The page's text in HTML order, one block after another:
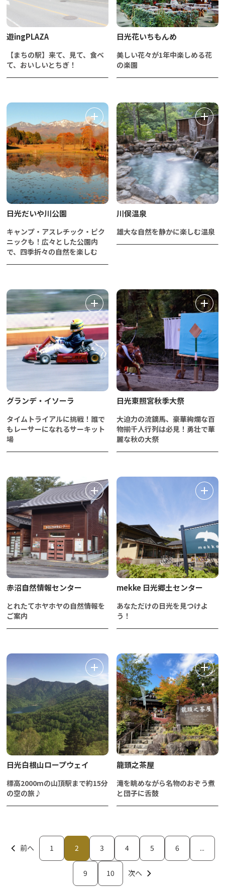
遊ingPLAZA
【まちの駅】来て、見て、食べ
て、おいしいとちぎ！
日光花いちもんめ
美しい花々が1年中楽しめる花
の楽園
日光だいや川公園
キャンプ・アスレチック・ピク
ニックも！広々とした公園内
で、四季折々の自然を楽しむ
川俣温泉
雄大な自然を静かに楽しむ温泉
グランデ・イソーラ
タイムトライアルに挑戦！誰で
もレーサーになれるサーキット
場
日光東照宮秋季大祭
大迫力の流鏑馬、豪華絢爛な百
物揃千人行列は必見！勇壮で華
麗な秋の大祭
赤沼自然情報センター
とれたてホヤホヤの自然情報を
ご案内
mekke 日光郷土センター
あなただけの日光を見つけよ
う！
日光白根山ロープウェイ
標高2000mの山頂駅まで約15分
の空の旅♪
龍頭之茶屋
滝を眺めながら名物のおぞう煮
と団子に舌鼓
前へ 1 2 3 4 5 6 ...
9 10 次へ